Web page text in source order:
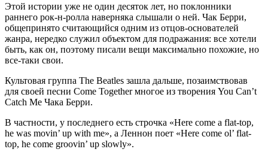
Этой истории уже не один десяток лет, но поклонники
раннего рок-н-ролла наверняка слышали о ней. Чак Берри,
общепринято считающийся одним из отцов-основателей
жанра, нередко служил объектом для подражания: все хотели
быть, как он, поэтому писали вещи максимально похожие, но
все-таки свои.
Культовая группа The Beatles зашла дальше, позаимствовав
для своей песни Come Together многое из творения You Can’t
Catch Me Чака Берри.
В частности, у последнего есть строчка «Here come a flat-top,
he was movin’ up with me», а Леннон поет «Here come ol’ flat-
top, he come groovin’ up slowly».